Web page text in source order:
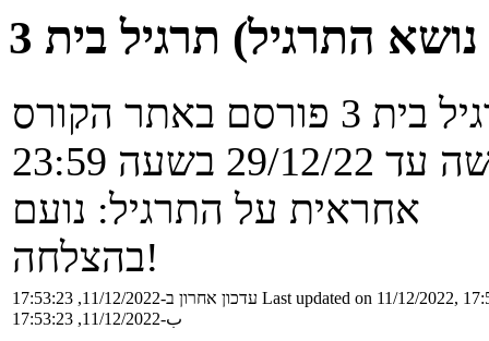
22 בשעה 23:59
אחראית על התרגיל: נועם
בהצלחה!
עדכון אחרון ב-11/12/2022, 17:53:23 Last updated on 11/12/2022,
ب-11/12/2022, 17:53:23